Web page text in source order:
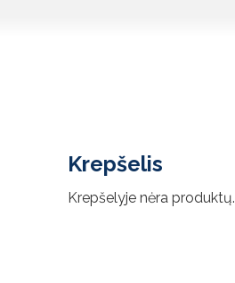
Krepšelis
Krepšelyje nėra produktų.